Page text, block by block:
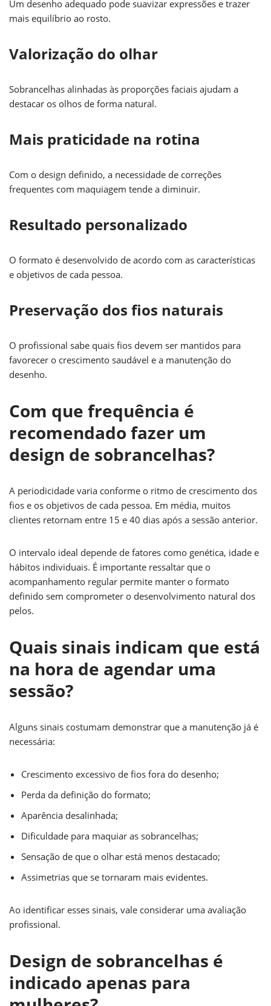
Um desenho adequado pode suavizar expressões e trazer
mais equilíbrio ao rosto.
Valorização do olhar
Sobrancelhas alinhadas às proporções faciais ajudam a
destacar os olhos de forma natural.
Mais praticidade na rotina
Com o design definido, a necessidade de correções
frequentes com maquiagem tende a diminuir.
Resultado personalizado
O formato é desenvolvido de acordo com as características
e objetivos de cada pessoa.
Preservação dos fios naturais
O profissional sabe quais fios devem ser mantidos para
favorecer o crescimento saudável e a manutenção do
desenho.
Com que frequência é
recomendado fazer um
design de sobrancelhas?
A periodicidade varia conforme o ritmo de crescimento dos
fios e os objetivos de cada pessoa. Em média, muitos
clientes retornam entre 15 e 40 dias após a sessão anterior.
O intervalo ideal depende de fatores como genética, idade e
hábitos individuais. É importante ressaltar que o
acompanhamento regular permite manter o formato
definido sem comprometer o desenvolvimento natural dos
pelos.
Quais sinais indicam que está
na hora de agendar uma
sessão?
Alguns sinais costumam demonstrar que a manutenção já é
necessária:
Crescimento excessivo de fios fora do desenho;
Perda da definição do formato;
Aparência desalinhada;
Dificuldade para maquiar as sobrancelhas;
Sensação de que o olhar está menos destacado;
Assimetrias que se tornaram mais evidentes.
Ao identificar esses sinais, vale considerar uma avaliação
profissional.
Design de sobrancelhas é
indicado apenas para